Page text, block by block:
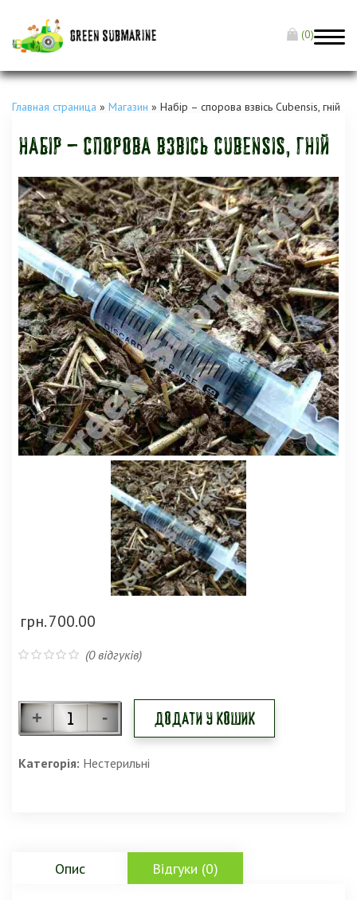
(0)
Главная страница » Магазин » Набір – спорова взвісь Cubensis, гній
Набір – спорова взвісь Cubensis, гній
грн.700.00
(0відгуків)
Додати у кошик
Категорія: Нестерильні
Опис Відгуки (0)